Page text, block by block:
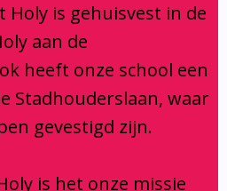
en gezin
Holy is gehuisvest in de
aan de
heeft onze school een
Stadhouderslaan, waar
gevestigd zijn.
is het onze missie